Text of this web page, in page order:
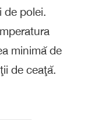
de polei.
minimă de
de ceaţă.